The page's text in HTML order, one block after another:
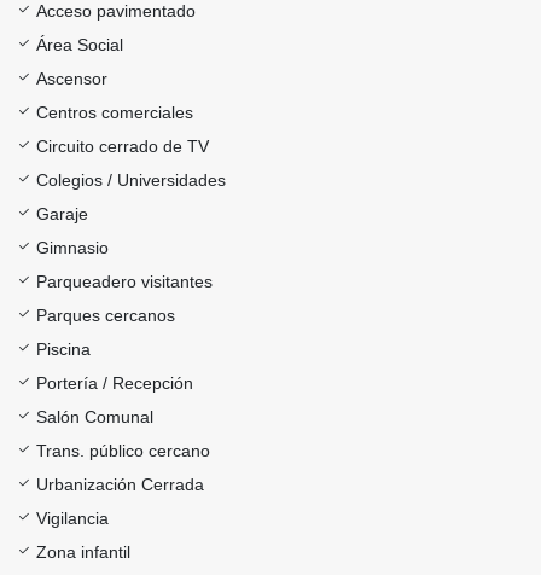
Acceso pavimentado
Área Social
Ascensor
Centros comerciales
Circuito cerrado de TV
Colegios / Universidades
Garaje
Gimnasio
Parqueadero visitantes
Parques cercanos
Piscina
Portería / Recepción
Salón Comunal
Trans. público cercano
Urbanización Cerrada
Vigilancia
Zona infantil